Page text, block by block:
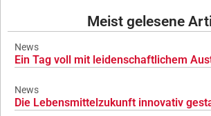
Meist gelesene
News
Ein Tag voll mit leidenschaftlichem
News
Die Lebensmittelzukunft innovativ